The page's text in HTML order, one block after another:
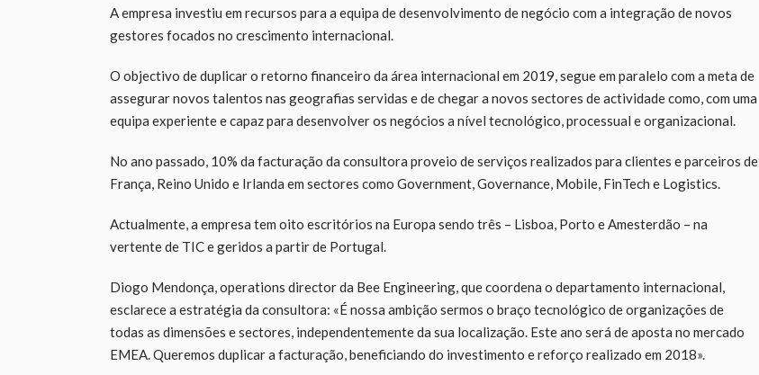
A empresa investiu em recursos para a equipa de desenvolvimento de negócio com a integração de novos
gestores focados no crescimento internacional.
O objectivo de duplicar o retorno financeiro da área internacional em 2019, segue em paralelo com a meta de
assegurar novos talentos nas geografias servidas e de chegar a novos sectores de actividade como, com uma
equipa experiente e capaz para desenvolver os negócios a nível tecnológico, processual e organizacional.
No ano passado, 10% da facturação da consultora proveio de serviços realizados para clientes e parceiros de
França, Reino Unido e Irlanda em sectores como Government, Governance, Mobile, FinTech e Logistics.
Actualmente, a empresa tem oito escritórios na Europa sendo três – Lisboa, Porto e Amesterdão – na
vertente de TIC e geridos a partir de Portugal.
Diogo Mendonça, operations director da Bee Engineering, que coordena o departamento internacional,
esclarece a estratégia da consultora: «É nossa ambição sermos o braço tecnológico de organizações de
todas as dimensões e sectores, independentemente da sua localização. Este ano será de aposta no mercado
EMEA. Queremos duplicar a facturação, beneficiando do investimento e reforço realizado em 2018».